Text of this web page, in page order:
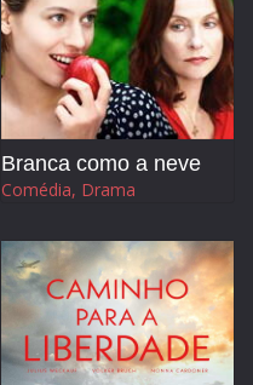
Branca como a neve
Comédia, Drama